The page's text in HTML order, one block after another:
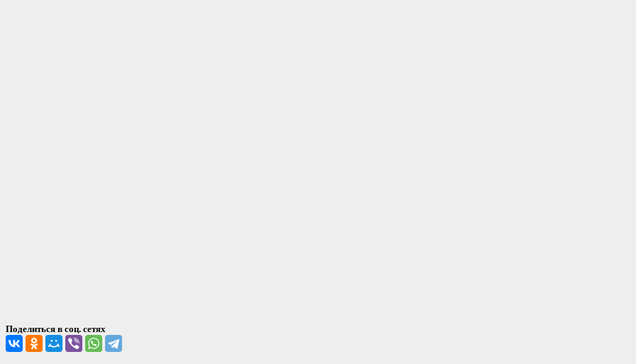
Поделиться в соц. сетях